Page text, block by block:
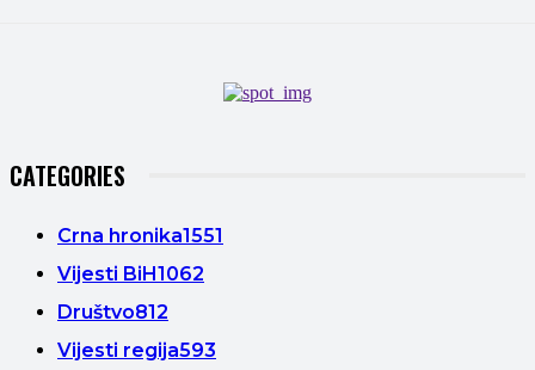
CATEGORIES
Crna hronika1551
Vijesti BiH 1062
Društvo812
Vijesti regija593